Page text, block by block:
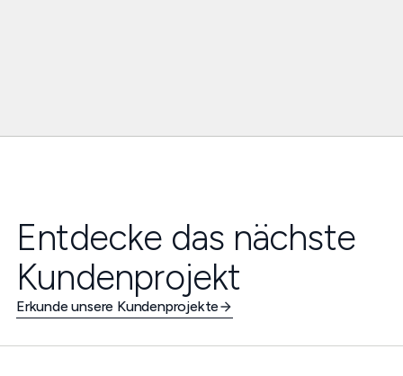
Entdecke das nächste
Kundenprojekt
Erkunde unsere Kundenprojekte